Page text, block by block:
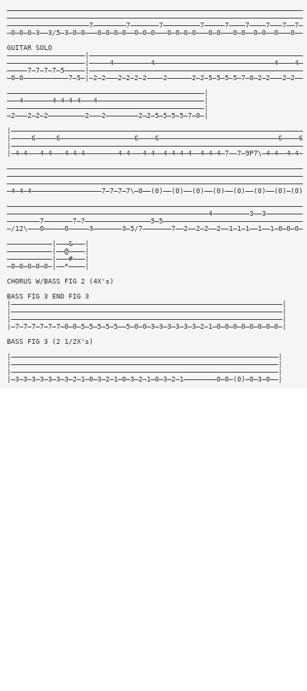
————————————————————————————————————————————————————————————————————————
————————————————————————————————————————————————————————————————————————
————————————————————7————————7———————7—————————7—————7————7————7———7——7—
—0—0—0—3——3/5—3—0—0———0—0—0—0——0—0—0———0—0—0—0———0—0———0—0——0—0——0———0——
GUITAR SOLO
———————————————————|————————————————————————————————————————————————————
———————————————————|—————4—————————4—————————————————————————————4————4—
—————7—7—7—7—5—————|————————————————————————————————————————————————————
—0—0———————————7—5—|—2—2———2—2—2—2————2——————2—2—5—5—5—5—7—0—2—2———2—2——
————————————————————————————————————————————————|
———4———————4—4—4—4———4——————————————————————————|
————————————————————————————————————————————————|
—2———2—2—2—————————2———2————————2—2—5—5—5—5—7—0—|
|———————————————————————————————————————————————————————————————————————
|—————6—————6——————————————————6————6—————————————————————————————6————6
|———————————————————————————————————————————————————————————————————————
|—4—4———4—4———4—4—4————————4—4———4—4——4—4—4—4——4—4—4—7——7—9P7\—4—4——4—4—
————————————————————————————————————————————————————————————————————————
————————————————————————————————————————————————————————————————————————
————————————————————————————————————————————————————————————————————————
—4—4—4—————————————————7—7—7—7\—0——(0)——(0)——(0)——(0)——(0)——(0)——(0)—(0)
————————————————————————————————————————————————————————————————————————
—————————————————————————————————————————————————4—————————3——3—————————
————————7———————7—7————————————————5—5——————————————————————————————————
—/12\———0—————0—————3———————3—5/7———————7——2——2—2——2——1—1—1——1——1—0—0—0—
———————————|———&———|
———————————|——@————|
———————————|———#———|
—0—0—0—0—0—|——*————|
CHORUS W/BASS FIG 2 (4X's)
BASS FIG 3 END FIG 3
|——————————————————————————————————————————————————————————————————|
|——————————————————————————————————————————————————————————————————|
|——————————————————————————————————————————————————————————————————|
|—7—7—7—7—7—7—0—0—5—5—5—5—5——5—0—0—3—3—3—3—3—3—2—1—0—0—0—0—0—0—0—0—|
BASS FIG 3 (2 1/2X's)
|—————————————————————————————————————————————————————————————————|
|—————————————————————————————————————————————————————————————————|
|—————————————————————————————————————————————————————————————————|
|—3—3—3—3—3—3—3—2—1—0—3—2—1—0—3—2—1—0—3—2—1————————0—0—(0)—0—3—0——|